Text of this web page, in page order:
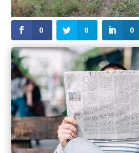
0 0 0